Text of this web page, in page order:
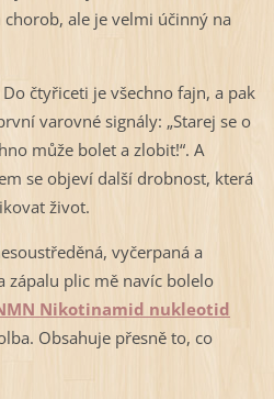
ale je velmi účinný na
čtyřiceti je všechno fajn, a pak
varovné signály: „Starej se o
může bolet a zlobit!“. A
se objeví další drobnost, která
život.
vyčerpaná a
zápalu plic mě navíc bolelo
Nikotinamid nukleotid
Obsahuje přesně to, co